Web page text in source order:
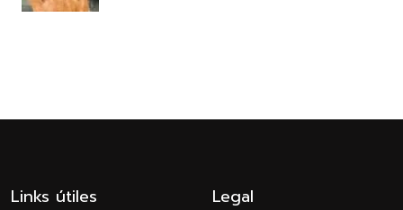
Links útiles Legal